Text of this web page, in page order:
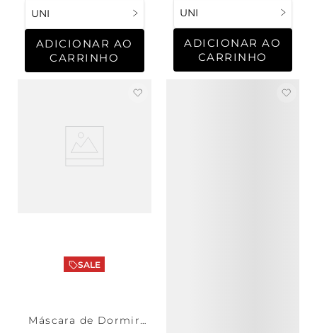
UNI
ADICIONAR AO
CARRINHO
UNI
ADICIONAR AO
CARRINHO
SALE
Máscara de Dormir